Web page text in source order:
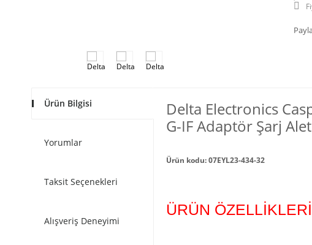
Ürün Bilgisi
Yorumlar
Taksit Seçenekleri
Alışveriş Deneyimi
Delta Electronics
G-IF Adaptör Şarj
Ürün kodu: 07EYL23-434-32
ÜRÜN